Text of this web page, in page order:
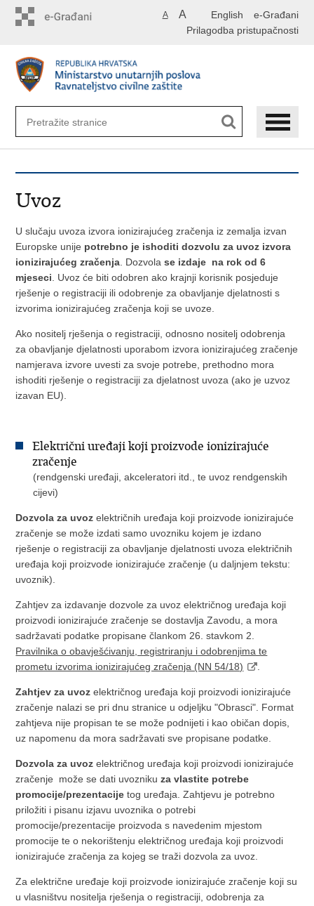
English e-Građani
A A
Prilagodba pristupačnosti
Uvoz
U slučaju uvoza izvora ionizirajućeg zračenja iz zemalja izvan
Europske unije potrebno je ishoditi dozvolu za uvoz izvora
ionizirajućeg zračenja . Dozvola se izdaje na rok od 6
mjeseci
Uvoz će biti odobren ako krajnji korisnik posjeduje
rješenje o registraciji ili odobrenje za obavljanje djelatnosti s
izvorima ionizirajućeg zračenja koji se uvoze.
Ako nositelj rješenja o registraciji, odnosno nositelj odobrenja
za obavljanje djelatnosti uporabom izvora ionizirajućeg zračenje
namjerava izvore uvesti za svoje potrebe, prethodno mora
ishoditi rješenje o registraciji za djelatnost uvoza (ako je uzvoz
izavan EU).
Električni uređaji koji proizvode ionizirajuće
zračenje
(rendgenski uređaji, akceleratori itd., te uvoz rendgenskih
cijevi)
Dozvola za uvoz električnih uređaja koji proizvode ionizirajuće
zračenje se može izdati samo uvozniku kojem je izdano
rješenje o registraciji za obavljanje djelatnosti uvoza električnih
uređaja koji proizvode ionizirajuće zračenje (u daljnjem tekstu:
uvoznik).
Zahtjev za izdavanje dozvole za uvoz električnog uređaja koji
proizvodi ionizirajuće zračenje se dostavlja Zavodu, a mora
sadržavati podatke propisane člankom 26. stavkom 2.
Pravilnika o obavješćivanju, registriranju i odobrenjima te
prometu izvorima ionizirajućeg zračenja (NN 54/18)
Zahtjev za uvoz električnog uređaja koji proizvodi ionizirajuće
zračenje nalazi se pri dnu stranice u odjeljku "Obrasci". Format
zahtjeva nije propisan te se može podnijeti i kao običan dopis,
uz napomenu da mora sadržavati sve propisane podatke.
Dozvola za uvoz električnog uređaja koji proizvodi ionizirajuće
zračenje može se dati uvoznikuza vlastite potrebe
promocije/prezentacije tog uređaja. Zahtjevu je potrebno
priložiti i pisanu izjavu uvoznika o potrebi
promocije/prezentacije proizvoda s navedenim mjestom
promocije te o nekorištenju električnog uređaja koji proizvodi
ionizirajuće zračenja za kojeg se traži dozvola za uvoz.
Za električne uređaje koji proizvode ionizirajuće zračenje koji su
u vlasništvu nositelja rješenja o registraciji, odobrenja za